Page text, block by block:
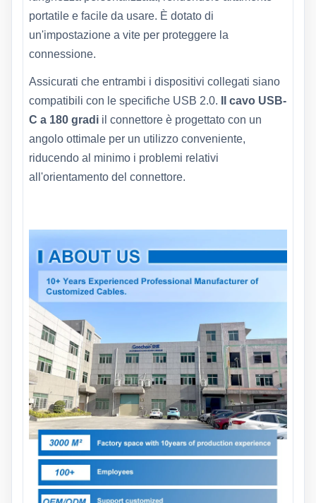
portatile e facile da usare. È dotato di
un'impostazione a vite per proteggere la
connessione.
Assicurati che entrambi i dispositivi collegati siano
compatibili con le specifiche USB 2.0.
Il cavo USB-
C a 180 gradi il connettore è progettato con un
angolo ottimale per un utilizzo conveniente,
riducendo al minimo i problemi relativi
all'orientamento del connettore.